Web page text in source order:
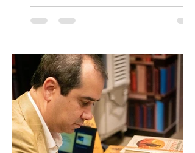
en la escena global. MIAMI, FL (3 de agosto
de 2026) — FloyyMenor ha sido
Under 21 por tercer año consecutivo,
formando parte una vez más de la
selección anual de la publicación que
destaca a los artistas menores de 21 años
más influyentes de la industria musical.
Este reconocimiento reaf